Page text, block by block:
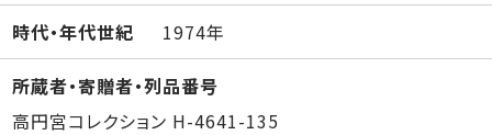
時代・年代世紀 1974年
所蔵者・寄贈者・列品番号
高円宮コレクション H-4641-135